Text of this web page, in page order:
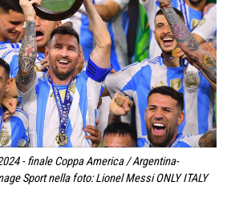
- finale Coppa America / Argentina-
Sport nella foto: Lionel Messi ONLY ITALY